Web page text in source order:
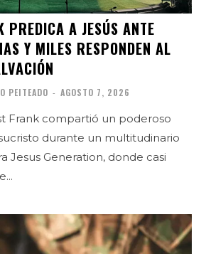
PREDICA A JESÚS ANTE
Y MILES RESPONDEN AL
PEITEADO - AGOSTO 7, 2026
Frank compartió un poderoso
durante un multitudinario
Jesus Generation, donde casi